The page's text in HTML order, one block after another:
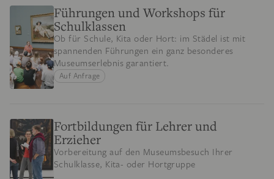
Führungen und Workshops für
Schulklassen
Ob für Schule, Kita oder Hort: im Städel ist mit
spannenden Führungen ein ganz besonderes
Museumserlebnis garantiert.
Auf Anfrage
Fortbildungen für Lehrer und
Erzieher
Vorbereitung auf den Museumsbesuch Ihrer
Schulklasse, Kita- oder Hortgruppe